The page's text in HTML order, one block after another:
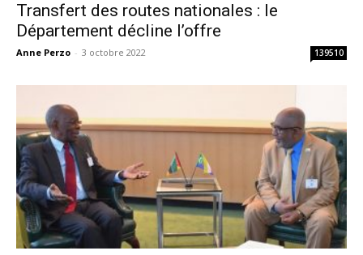
Transfert des routes nationales : le
Département décline l’offre
Anne Perzo - 3 octobre 2022 139510